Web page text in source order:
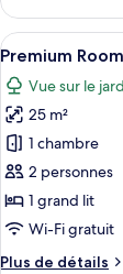
le
type
de
Liberty
Junior
Suite
Afficher
toutes
les
photos
pour
ce
type
de
chambre :
4
Premium
Vue sur le
25 m²
1 chambre
2 personnes
1 grand lit
Wi-Fi gratuit
Plus de détails
Plus